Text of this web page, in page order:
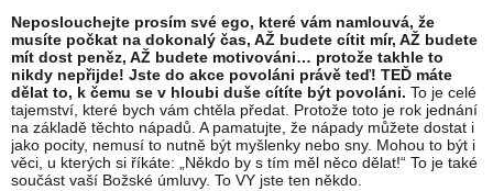
Neposlouchejte prosím své ego, které vám namlouvá, že
musíte počkat na dokonalý čas, AŽ budete cítit mír, AŽ budete
mít dost peněz, AŽ budete motivováni… protože takhle to
nikdy nepřijde! Jste do akce povoláni právě teď! TEĎ máte
dělat to, k čemu se v hloubi duše cítíte být povoláni. To je celé
tajemství, které bych vám chtěla předat. Protože toto je rok jednání
na základě těchto nápadů. A pamatujte, že nápady můžete dostat i
jako pocity, nemusí to nutně být myšlenky nebo sny. Mohou to být i
věci, u kterých si říkáte: „Někdo by s tím měl něco dělat!“ To je také
součást vaší Božské úmluvy. To VY jste ten někdo.